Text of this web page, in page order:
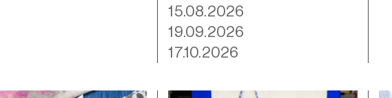
15.08.2026
19.09.2026
17.10.2026